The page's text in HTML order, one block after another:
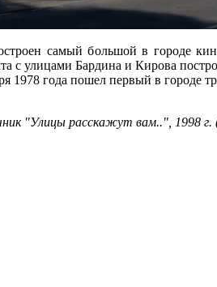
самый большой в городе
с улицами Бардина и Кирова
1978 года пошел первый в городе
"Улицы расскажут вам..", 1998